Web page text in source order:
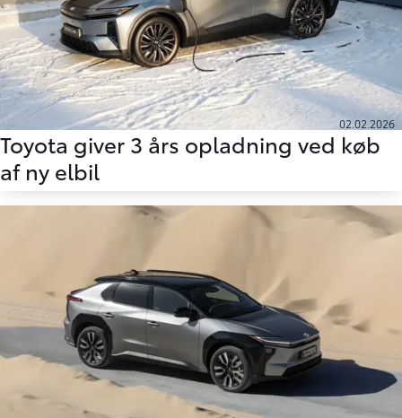
02.02.2026
Toyota giver 3 års opladning ved køb
af ny elbil